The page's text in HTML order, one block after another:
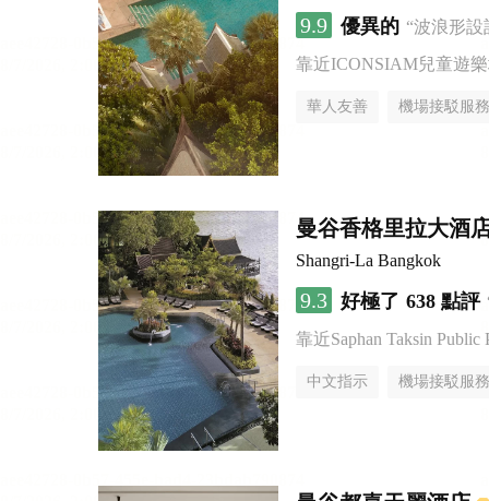
9.9 優異的 “波浪形
靠近ICONSIAM兒童遊
華人友善 機場接駁服務
曼谷香格里拉大酒
Shangri-La Bangkok
9.3 好極了 638 點評
靠近Saphan Taksin Public
中文指示 機場接駁服務